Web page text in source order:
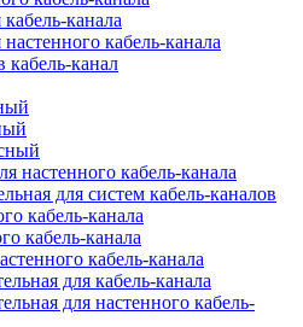
канала
кабель-канала
кабель-канал
настенного кабель-канала
для систем кабель-каналов
кабель-канала
кабель-канала
кабель-канала
для кабель-канала
для настенного кабель-